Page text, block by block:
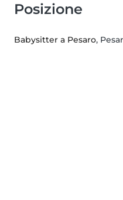
Posizione
Babysitter a Pesaro,